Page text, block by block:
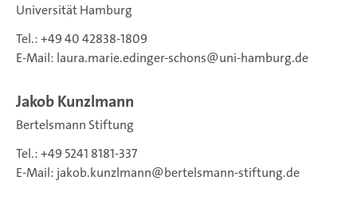
Universität Hamburg
Tel.: +49 40 42838-1809
E-Mail: laura.marie.edinger-schons uni-hamburg.de
Jakob Kunzlmann
Bertelsmann Stiftung
Tel.: +49 5241 8181-337
E-Mail: jakob.kunzlmann bertelsmann-stiftung.de